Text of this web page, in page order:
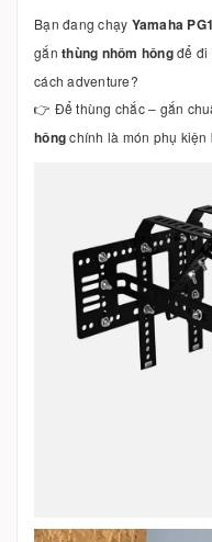
Bạn đang chạy Yamaha
gắn thùng nhôm hôngđể đi
cách adventure?
👉 Để thùng chắc – gắn
hôngchính là món phụ kiện